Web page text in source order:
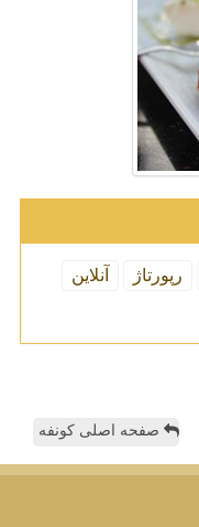
رپورتاژ
آنلاین
صفحه اصلی کونفه